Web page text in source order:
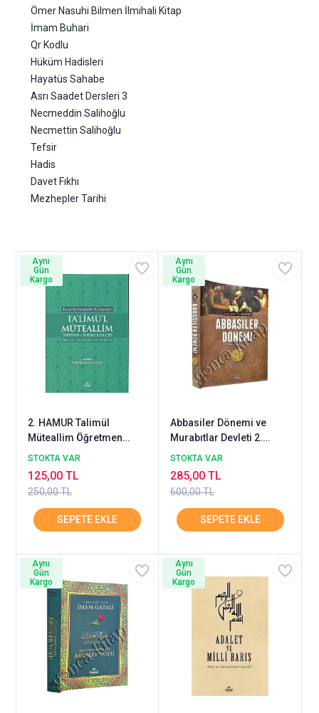
Ömer Nasuhi Bilmen İlmihali Kitap
İmam Buhari
Qr Kodlu
Hüküm Hadisleri
Hayatüs Sahabe
Asrı Saadet Dersleri 3
Necmeddin Salihoğlu
Necmettin Salihoğlu
Tefsir
Hadis
Davet Fıkhı
Mezhepler Tarihi
2. HAMUR Talimül
Müteallim Öğretmen
Öğrenci İlişkileri RAVZA
STOKTA VAR
250,00 TL
125,00 TL
Aynı
Gün
Kargo
Abbasiler Dönemi ve
Murabıtlar Devleti 2.
HAMUR RAVZA
STOKTA VAR
600,00 TL
285,00 TL
Aynı
Gün
Kargo
Aynı
Gün
Kargo
Aynı
Gün
Kargo